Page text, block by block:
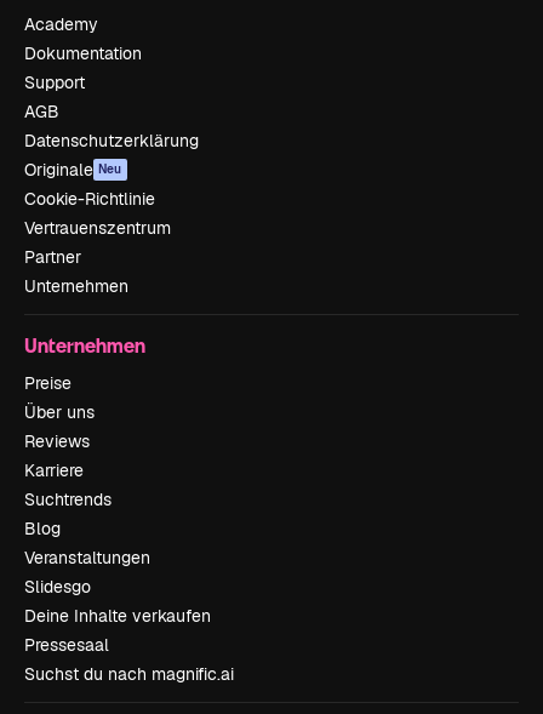
Academy
Dokumentation
Support
AGB
Datenschutzerklärung
Originale Neu
Cookie-Richtlinie
Vertrauenszentrum
Partner
Unternehmen
Unternehmen
Preise
Über uns
Reviews
Karriere
Suchtrends
Blog
Veranstaltungen
Slidesgo
Deine Inhalte verkaufen
Pressesaal
Suchst du nach magnific.ai